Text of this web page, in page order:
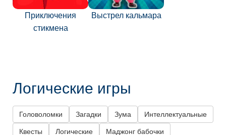
Приключения
стикмена
Выстрел кальмара
Логические игры
Головоломки Загадки Зума Интеллектуальные
Квесты Логические Маджонг бабочки